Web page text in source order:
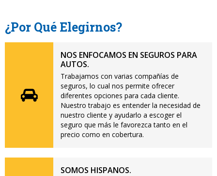
¿Por Qué Elegirnos?
NOS ENFOCAMOS EN SEGUROS PARA
AUTOS.
Trabajamos con varias compañías de
seguros, lo cual nos permite ofrecer
diferentes opciones para cada cliente.
Nuestro trabajo es entender la necesidad de
nuestro cliente y ayudarlo a escoger el
seguro que más le favorezca tanto en el
precio como en cobertura.
SOMOS HISPANOS.